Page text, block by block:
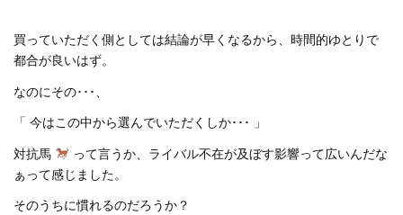
買っていただく側としては結論が早くなるから、時間的ゆとりで
都合が良いはず。
なのにその･･･、
「 今はこの中から選んでいただくしか･･･ 」
対抗馬
って言うか、ライバル不在が及ぼす影響って広いんだな
ぁって感じました。
そのうちに慣れるのだろうか？